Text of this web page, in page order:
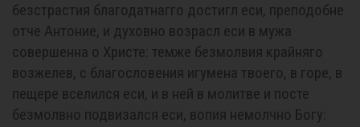
безстрастия благодатнагго достигл еси, преподобне
отче Антоние, и духовно возрасл еси в мужа
совершенна о Христе: темже безмолвия крайняго
возжелев, с благословения игумена твоего, в горе, в
пещере вселился еси, и в ней в молитве и посте
безмолвно подвизался еси, вопия немолчно Богу: